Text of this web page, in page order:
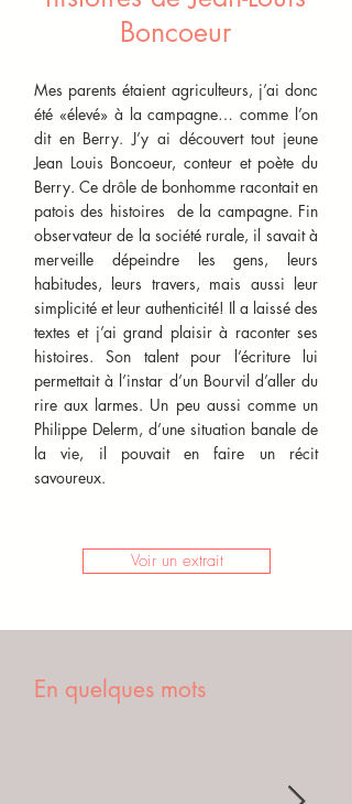
Boncoeur
Mes parents étaient agriculteurs, j’ai donc
été «élevé» à la campagne… comme l’on
dit en Berry. J’y ai découvert tout jeune
Jean Louis Boncoeur, conteur et poète du
Berry. Ce drôle de bonhomme racontait en
patois des histoires de la campagne. Fin
observateur de la société rurale, il savait à
merveille dépeindre les gens, leurs
habitudes, leurs travers, mais aussi leur
simplicité et leur authenticité! Il a laissé des
textes et j’ai grand plaisir à raconter ses
histoires. Son talent pour l’écriture lui
permettait à l’instar d’un Bourvil d’aller du
rire aux larmes. Un peu aussi comme un
Philippe Delerm, d’une situation banale de
la vie, il pouvait en faire un récit
savoureux.
Voir un extrait
En quelques mots